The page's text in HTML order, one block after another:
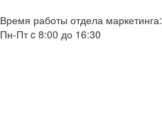
Время работы отдела маркетинга:
Пн-Пт c 8:00 до 16:30